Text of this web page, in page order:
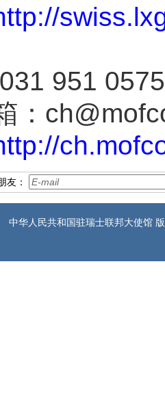
951 0575
：
友：
中华人民共和国驻瑞士联邦大使馆